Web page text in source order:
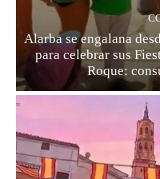
Alarba se engalana
para celebrar sus
Roque: